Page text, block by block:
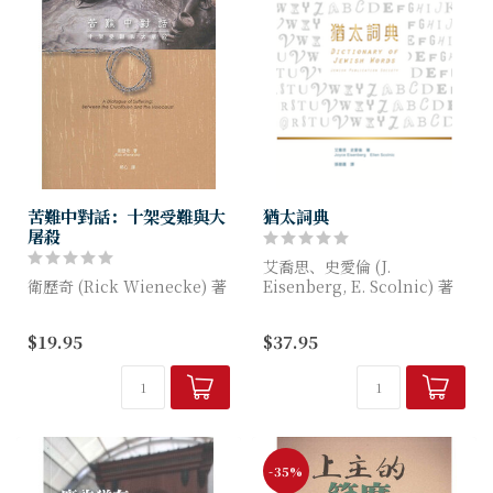
苦難中對話：十架受難與大
屠殺
衛歷奇 (Rick Wienecke) 著
屠殺》是一個為個人和小組而
設的課程。這本書還包括許多
《淚泉》的圖片。這本學習小
$19.95
猶太詞典
艾喬思、史愛倫 (J.
Eisenberg, E. Scolnic) 著
條，詞彙來自意第緒語、希伯
來語、亞蘭語和英語，涵蓋
$37.95
-35%